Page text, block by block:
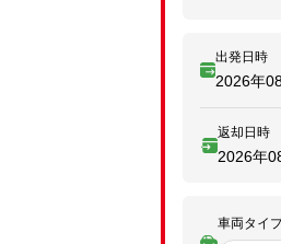
出発日時
2026年
返却日時
2026年
車両タイ